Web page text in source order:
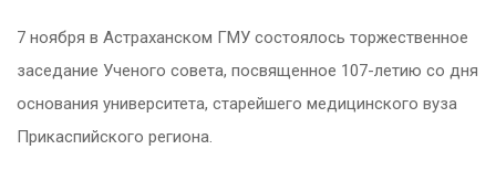
7 ноября в Астраханском ГМУ состоялось торжественное
заседание Ученого совета, посвященное 107-летию со дня
основания университета, старейшего медицинского вуза
Прикаспийского региона.